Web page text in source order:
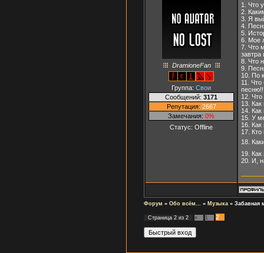
DramioneFan
Группа: Свои
Сообщений: 3171
Репутация: 2667
Замечания: 0%
Статус: Offline
1. Что
2.
3. Я
4.
5.
6. Мое
7. Что
завтра
8. Что
9.
10. По
11.
12.
13.
14.
15. У
16.
17.
18.
19.
20. И,
Форум » Обо всём... » Музыка » Забавная
Страница 2 из 2 « 1 2